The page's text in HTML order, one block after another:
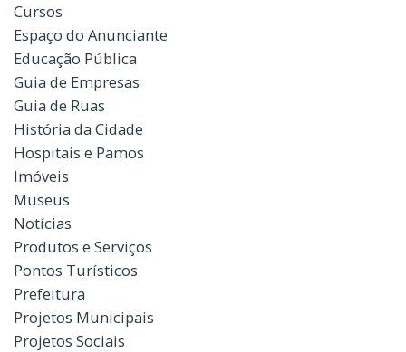
Cursos
Espaço do Anunciante
Educação Pública
Guia de Empresas
Guia de Ruas
História da Cidade
Hospitais e Pamos
Imóveis
Museus
Notícias
Produtos e Serviços
Pontos Turísticos
Prefeitura
Projetos Municipais
Projetos Sociais